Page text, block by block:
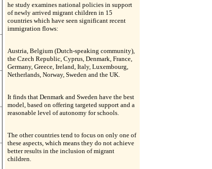
he study examines national policies in support
of newly arrived migrant children in 15
countries which have seen significant recent
immigration flows:
Austria, Belgium (Dutch-speaking community),
the Czech Republic, Cyprus, Denmark, France,
Germany, Greece, Ireland, Italy, Luxembourg,
Netherlands, Norway, Sweden and the UK.
It finds that Denmark and Sweden have the best
model, based on offering targeted support and a
reasonable level of autonomy for schools.
The other countries tend to focus on only one of
these aspects, which means they do not achieve
better results in the inclusion of migrant
children.